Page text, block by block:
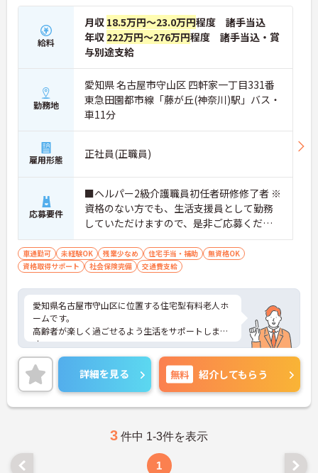
給料
月収 18.5万円～23.0万円程度 諸手当込
年収 222万円～276万円程度 諸手当込・賞
与別途支給
勤務地
愛知県 名古屋市守山区 四軒家一丁目331番
東急田園都市線「藤が丘(神奈川)駅」バス・
車11分
雇用形態 正社員(正職員)
応募要件
■ヘルパー2級介護職員初任者研修修了者 ※
資格のない方でも、生活支援員として勤務
していただけますので、是非ご応募くださ
い。 また、会社で資格取得の支援も行いま
す
車通勤可 未経験OK 残業少なめ 住宅手当・補助
無資格OK
資格取得サポート
社会保険完備 交通費支給
愛知県名古屋市守山区に位置する住宅型有料老人ホ
ームです。
高齢者が楽しく過ごせるよう生活をサポートしま
す。
資格手当・役職手当・住宅手当・通勤手当・時間外
休日出勤手当などの各種手当も充実しています♪
やりがいをもって働いていただける環境が整ってい
ます！興味のある方はお気軽にお問い合わせくださ
い。
詳細を見る 無料 紹介してもらう
3 件中 1-3件を表示
1